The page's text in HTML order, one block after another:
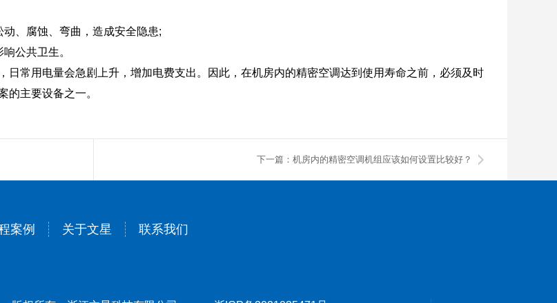
、腐蚀、弯曲，造成安全隐患;
公共卫生。
日常用电量会急剧上升，增加电费支出。因此，在机房内的精密空调达到使用寿命之前，必须及时
的主要设备之一。
下一篇：机房内的精密空调机组应该如何设置比较好？
案例 关于文星 联系我们